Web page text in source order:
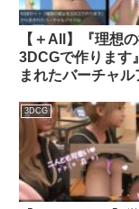
【＋All】『理想
3DCGで作ります
まれたバーチャル
ぐり）」のグラド
写真集
d_327455│
3DCG